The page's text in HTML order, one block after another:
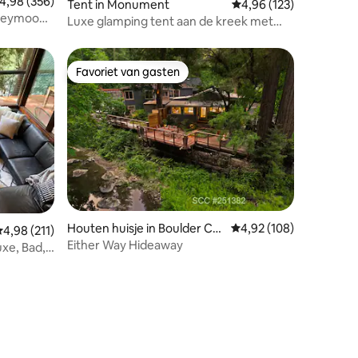
Tent in Monument Gemiddelde
4,96 (123)
Luxe glamping tent aan de kreek met
beoordeling van 4,98 op 5, 211 recensies
4,98 (211)
Bad,
Favoriet van gasten
Favoriet van gasten
Houten huisje in Boulder Cre
ek
Gemiddelde
4,92 (108)
Either Way Hideaway